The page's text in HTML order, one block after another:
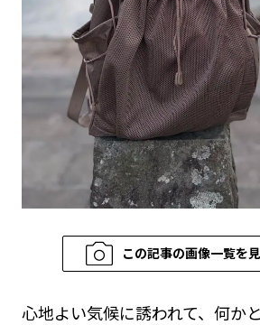
この記事の画像一覧を見
心地よい気候に誘われて、何か